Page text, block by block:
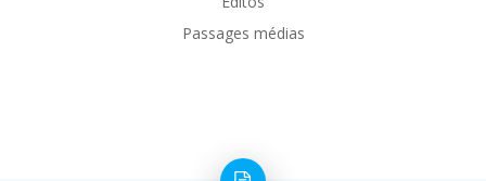
Passages médias